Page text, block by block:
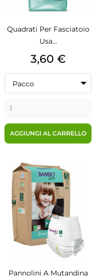
Quadrati Per Fasciatoio
Usa...
Prezzo
3,60 €
Pacco
AGGIUNGI AL CARRELLO
Pannolini A Mutandina